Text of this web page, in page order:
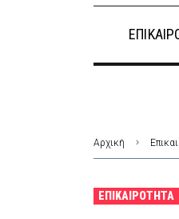
Αρχική
ΕΠΙΚΑΙΡΌΤΗΤΑ